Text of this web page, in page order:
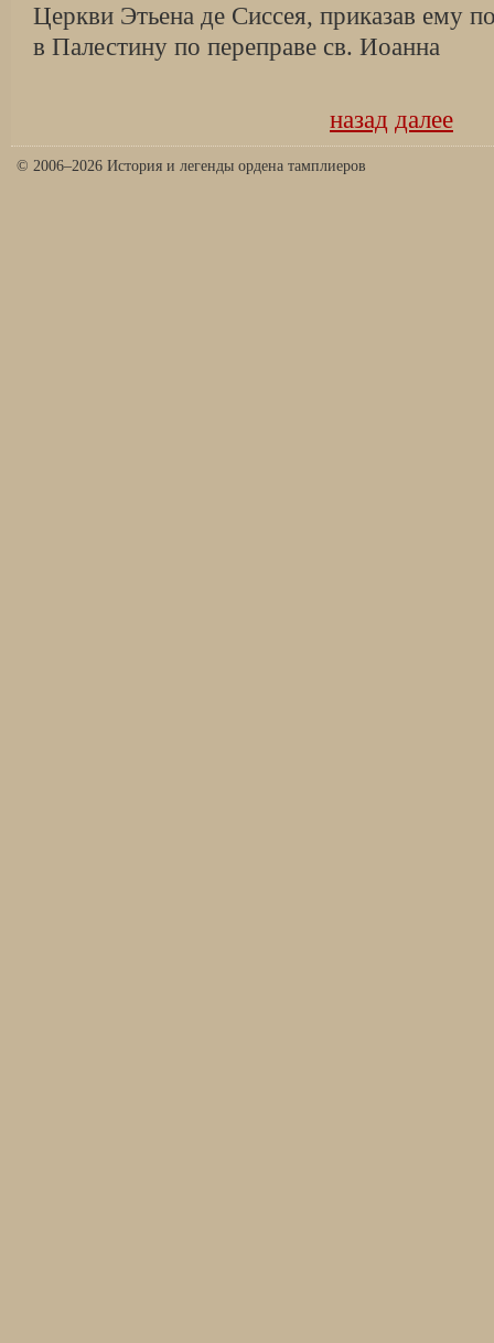
Церкви Этьена де Сиссея, приказав ему
в Палестину по переправе св. Иоанна
назад далее
© 2006–2026 История и легенды ордена тамплиеров